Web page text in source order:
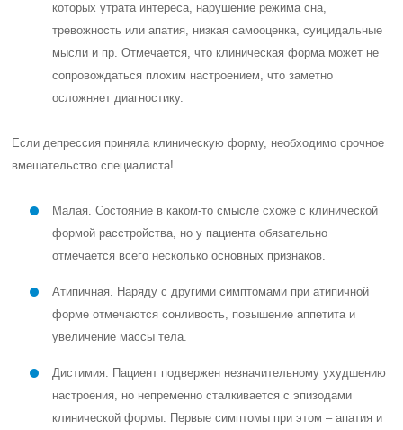
которых утрата интереса, нарушение режима сна,
тревожность или апатия, низкая самооценка, суицидальные
мысли и пр. Отмечается, что клиническая форма может не
сопровождаться плохим настроением, что заметно
осложняет диагностику.
Если депрессия приняла клиническую форму, необходимо срочное
вмешательство специалиста!
Малая. Состояние в каком-то смысле схоже с клинической
формой расстройства, но у пациента обязательно
отмечается всего несколько основных признаков.
Атипичная. Наряду с другими симптомами при атипичной
форме отмечаются сонливость, повышение аппетита и
увеличение массы тела.
Дистимия. Пациент подвержен незначительному ухудшению
настроения, но непременно сталкивается с эпизодами
клинической формы. Первые симптомы при этом – апатия и